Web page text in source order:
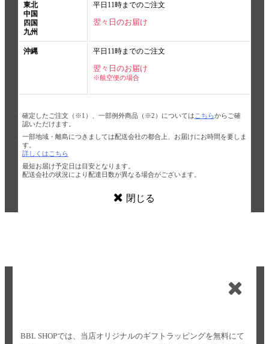
東北
中国
四国
九州
平日11時までのご注文
翌々日のお届け
沖縄 平日11時までのご注文
翌々日のお届け
※航空便の場合
確定したご注文（※1）、一部例外商品（※2）については こちらからご確
認いただけます。
一部地域・離島につきましては配送会社の都合上、お届けにお時間を要しま
す。
詳しくはこちら
最短お届け予定日は目安となります。
配送会社の状況により配達日数が異なる場合がございます。
閉じる
BBL SHOPでは、当店オリジナルのギフトラッピングを無料にて